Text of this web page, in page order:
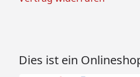
Dies ist ein